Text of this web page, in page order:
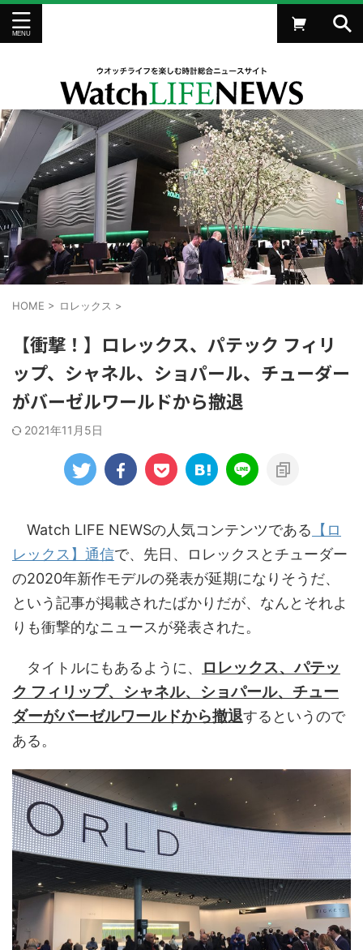
HOME > ロレックス >
【衝撃！】ロレックス、パテック フィリ
ップ、シャネル、ショパール、チューダー
がバーゼルワールドから撤退
2021年11月5日
Watch LIFE NEWSの人気コンテンツである 【ロ
レックス】通信で、先日、ロレックスとチューダー
の2020年新作モデルの発表が延期になりそうだ、
という記事が掲載されたばかりだが、なんとそれよ
りも衝撃的なニュースが発表された。
タイトルにもあるように、
ロレックス、パテッ
ク フィリップ、シャネル、ショパール、チュー
ダーがバーゼルワールドから撤退するというので
ある。